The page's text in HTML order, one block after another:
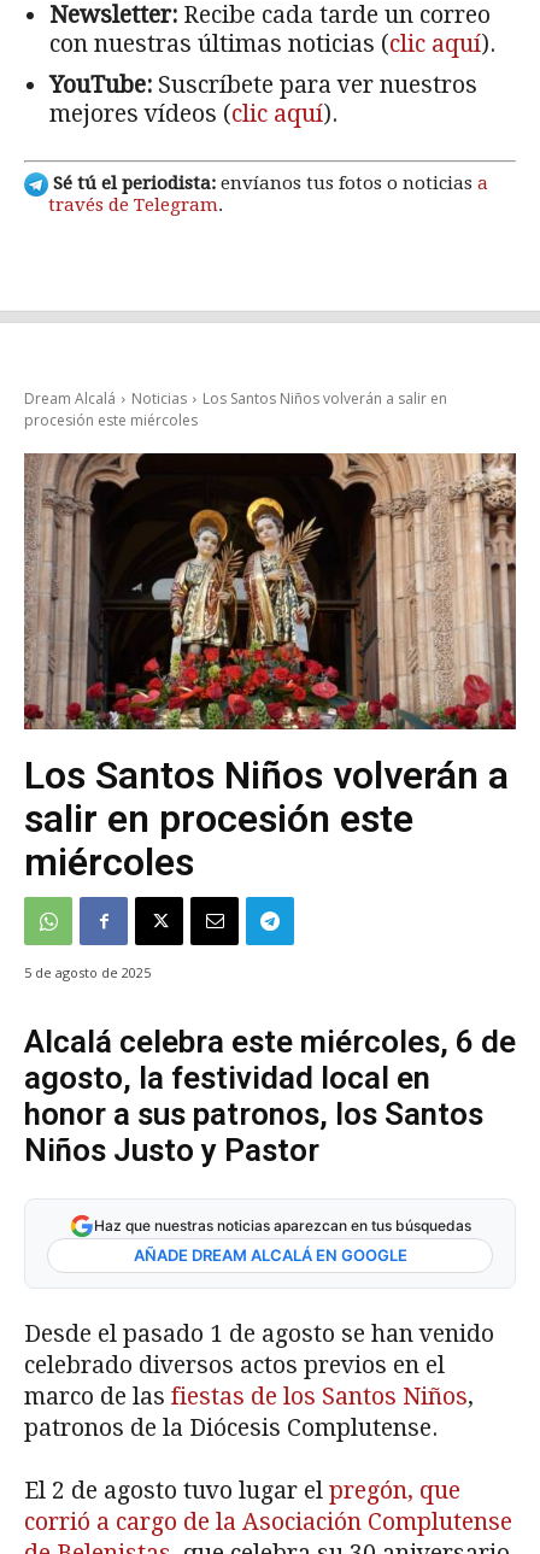
Newsletter: Recibe cada tarde un correo
con nuestras últimas noticias (clic aquí).
YouTube: Suscríbete para ver nuestros
mejores vídeos (clic aquí).
Sé tú el periodista: envíanos tus fotos o noticias a
través de Telegram.